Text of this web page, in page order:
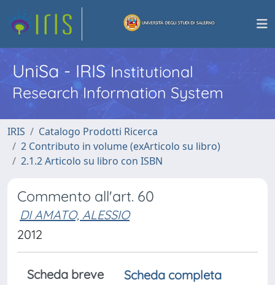
UniSa - IRISInstitutional
Research Information System
IRIS
Catalogo Prodotti Ricerca
2 Contributo in volume (exArticolo su libro)
2.1.2 Articolo su libro con ISBN
Commento all'art. 60
DI AMATO, ALESSIO
2012
Scheda breve
Scheda completa